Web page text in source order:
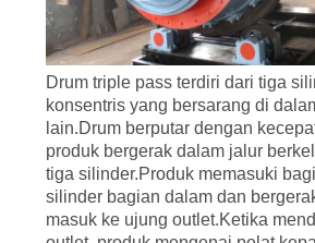
Drum triple pass terdiri dari tiga
konsentris yang bersarang di
lain.Drum berputar dengan
produk bergerak dalam jalur
tiga silinder.Produk memasuki
silinder bagian dalam dan
masuk ke ujung outlet.Ketika